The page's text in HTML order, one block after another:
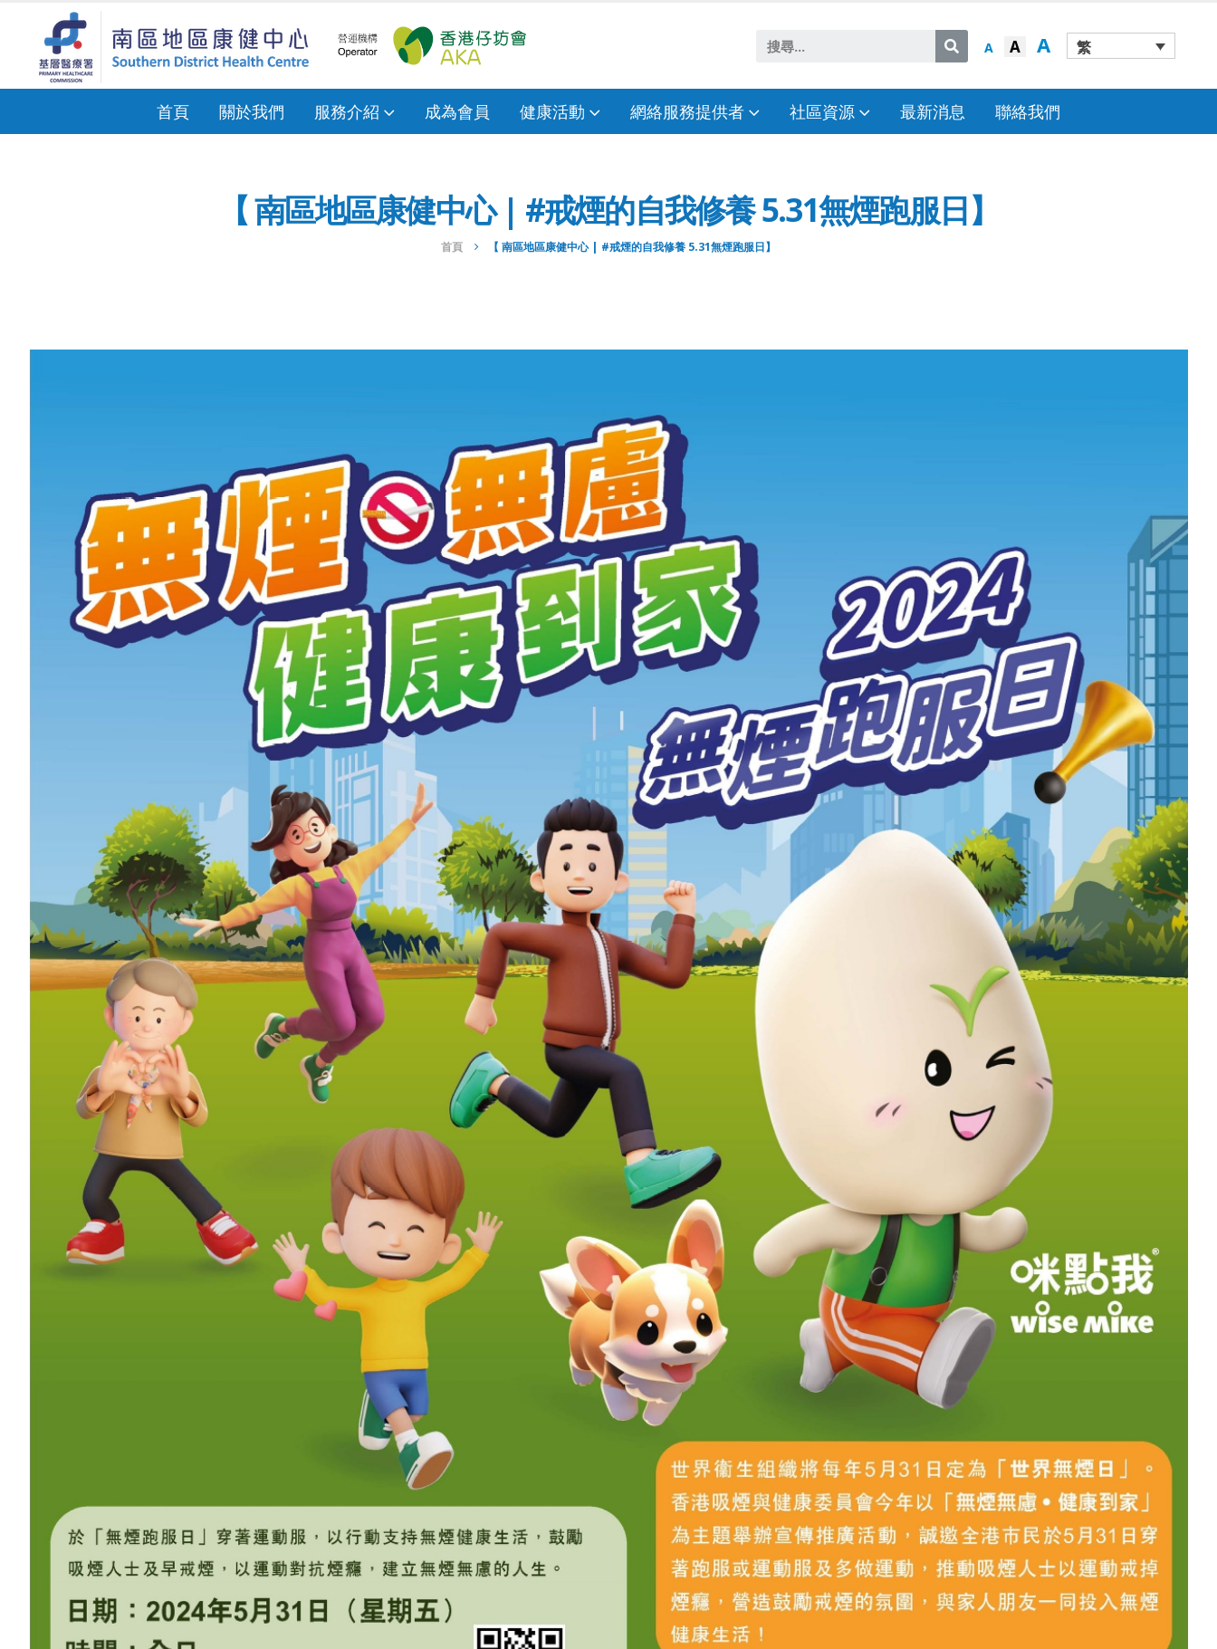
A A A 繁
首頁 關於我們 服務介紹 成為會員 健康活動 網絡服務提供者 社區資源 最新消息 聯絡我們
【 南區地區康健中心 | #戒煙的自我修養 5.31無煙跑服日】
首頁 【 南區地區康健中心 | #戒煙的自我修養 5.31無煙跑服日】